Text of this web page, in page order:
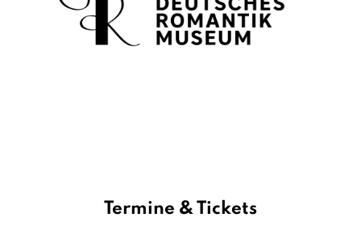
Termine & Tickets